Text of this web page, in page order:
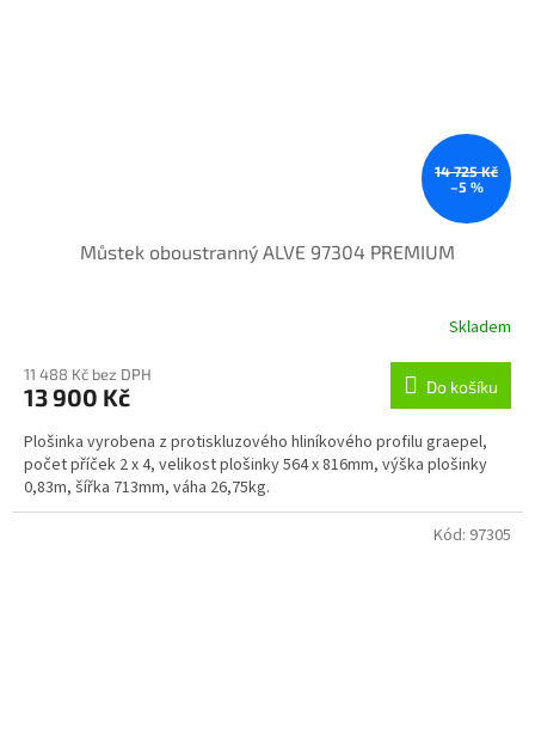
14 725 Kč
–5 %
Můstek oboustranný ALVE 97304 PREMIUM
Skladem
11 488 Kč bez DPH
13 900 Kč Do košíku
Plošinka vyrobena z protiskluzového hliníkového profilu graepel,
počet příček 2 x 4, velikost plošinky 564 x 816mm, výška plošinky
0,83m, šířka 713mm, váha 26,75kg.
Kód: 97305